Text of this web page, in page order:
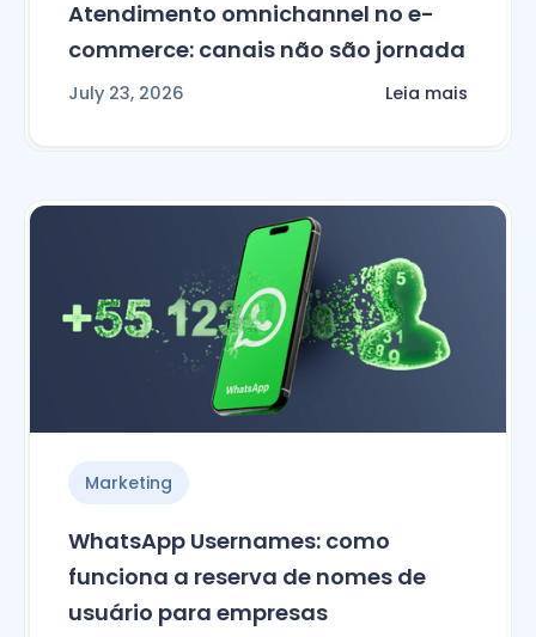
Atendimento omnichannel no e-
commerce: canais não são jornada
July 23, 2026 Leia mais
Marketing
WhatsApp Usernames: como
funciona a reserva de nomes de
usuário para empresas